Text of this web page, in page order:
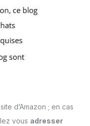
d’Amazon ; en cas
vous adresser